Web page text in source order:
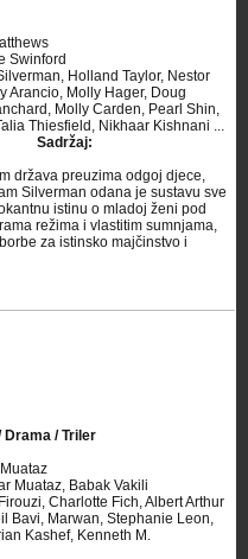
Swinford
Holland Taylor, Nestor
Arancio, Molly Hager, Doug
Molly Carden, Pearl Shin,
Thiesfield, Nikhaar Kishnani ...
Sadržaj:
država preuzima odgoj djece,
Silverman odana je sustavu sve
istinu o mladoj ženi pod
režima i vlastitim sumnjama,
za istinsko majčinstvo i
Drama / Triler
Muataz, Babak Vakili
Charlotte Fich, Albert Arthur
Bavi, Marwan, Stephanie Leon,
Kashef, Kenneth M.